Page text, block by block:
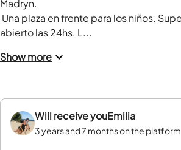
Madryn.
abierto las 24hs. L...
Show more
Will receive youEmilia
3 years and 7 months on the platform